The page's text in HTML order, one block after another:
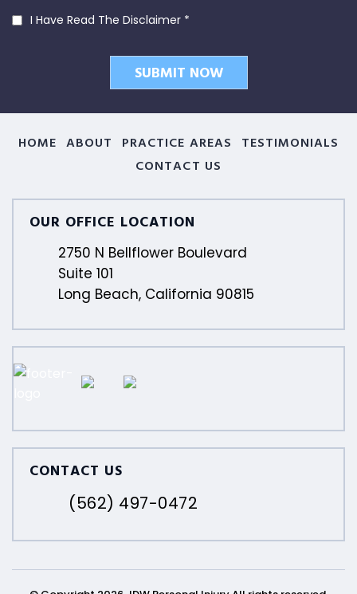
I Have Read The Disclaimer *
HOME ABOUT PRACTICE AREAS TESTIMONIALS
CONTACT US
OUR OFFICE LOCATION
2750 N Bellflower Boulevard
Suite 101
Long Beach, California 90815
CONTACT US
(562) 497-0472